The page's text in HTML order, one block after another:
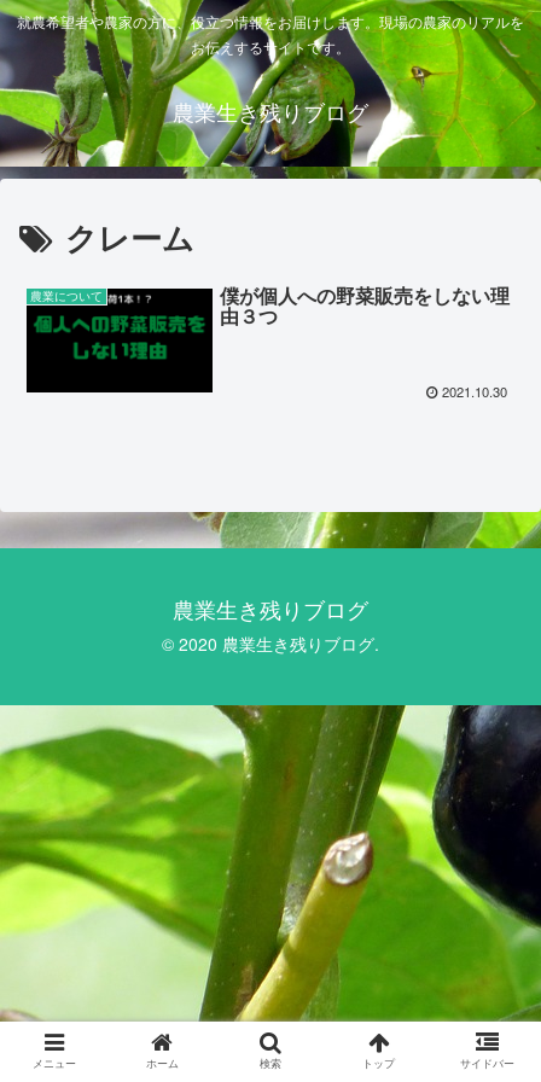
就農希望者や農家の方に、役立つ情報をお届けします。現場の農家のリアルを
お伝えするサイトです。
農業生き残りブログ
クレーム
農業について 僕が個人への野菜販売をしない理
由３つ
2021.10.30
農業生き残りブログ
© 2020 農業生き残りブログ.
メニュー ホーム 検索 トップ サイドバー